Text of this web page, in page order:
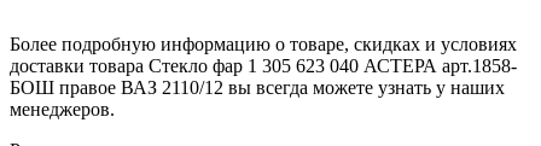
Более подробную информацию о товаре, скидках и условиях
доставки товара Стекло фар 1 305 623 040 АСТЕРА арт.1858-
БОШ правое ВАЗ 2110/12 вы всегда можете узнать у наших
менеджеров.